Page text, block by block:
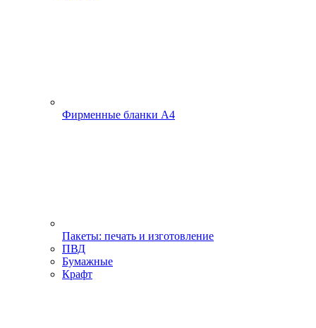
Фирменные бланки А4
Пакеты: печать и изготовление
ПВД
Бумажные
Крафт